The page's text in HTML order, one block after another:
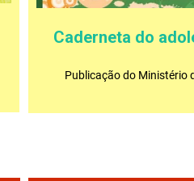
Caderneta do
Publicação do Ministério